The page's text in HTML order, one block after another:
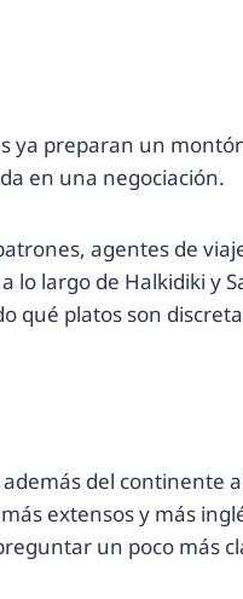
ya preparan un
en una negociación.
agentes de
lo largo de Halkidiki y
qué platos son
además del continente
extensos y más
un poco más